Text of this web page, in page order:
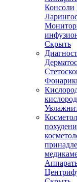
Консоли
Скрыть